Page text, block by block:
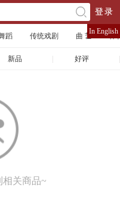
登录
蹈 传统戏剧 曲 艺 体
新品 好评
关商品~
In English